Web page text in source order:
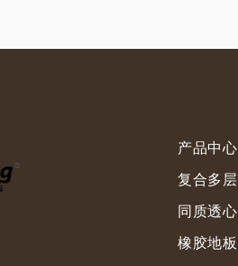
产品中心
复合多层
同质透心
橡胶地板